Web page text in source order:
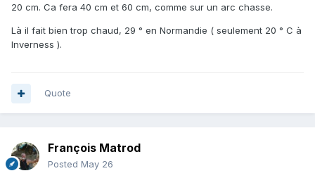
20 cm. Ca fera 40 cm et 60 cm, comme sur un arc chasse.
Là il fait bien trop chaud, 29 ° en Normandie ( seulement 20 ° C à
Inverness ).
Quote
François Matrod
Posted May 26